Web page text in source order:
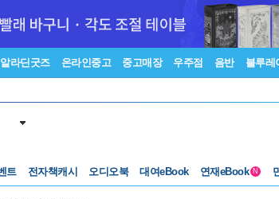
알라딘굿즈 온라인중고 중고매장 우주점 음반 블루레
트 전자책캐시 오디오북 대여eBook 연재eBook N